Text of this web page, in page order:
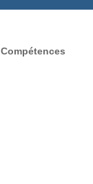
Compétences